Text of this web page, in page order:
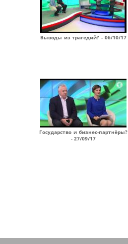
Выводы из трагедий? - 06/10/17
Государство и бизнес-партнёры?
- 27/09/17